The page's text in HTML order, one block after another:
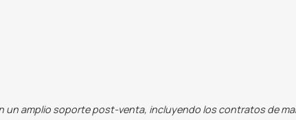
un amplio soporte post-venta, incluyendo los contratos de